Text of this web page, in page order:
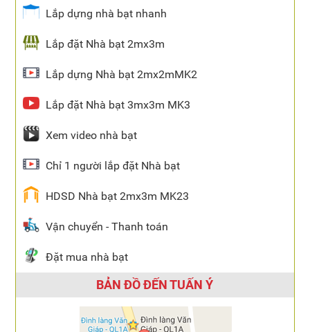
Lắp dựng nhà bạt nhanh
Lắp đặt Nhà bạt 2mx3m
Lắp dựng Nhà bạt 2mx2mMK2
Lắp đặt Nhà bạt 3mx3m MK3
Xem video nhà bạt
Chỉ 1 người lắp đặt Nhà bạt
HDSD Nhà bạt 2mx3m MK23
Vận chuyển - Thanh toán
Đặt mua nhà bạt
BẢN ĐỒ ĐẾN TUẤN Ý